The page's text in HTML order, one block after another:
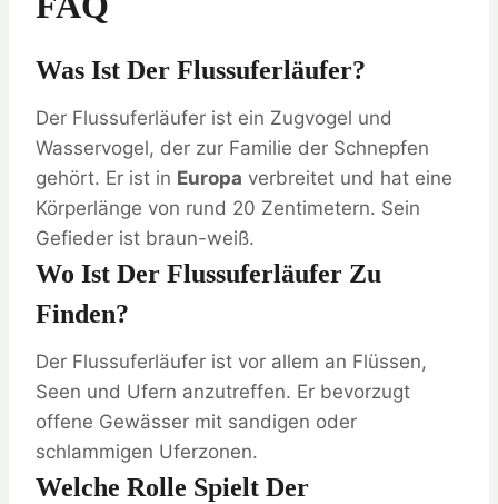
Was Ist Der Flussuferläufer?
Der Flussuferläufer ist ein Zugvogel und
Wasservogel, der zur Familie der Schnepfen
gehört. Er ist in Europa verbreitet und hat eine
Körperlänge von rund 20 Zentimetern. Sein
Gefieder ist braun-weiß.
Wo Ist Der Flussuferläufer Zu
Finden?
Der Flussuferläufer ist vor allem an Flüssen,
Seen und Ufern anzutreffen. Er bevorzugt
offene Gewässer mit sandigen oder
schlammigen Uferzonen.
Welche Rolle Spielt Der